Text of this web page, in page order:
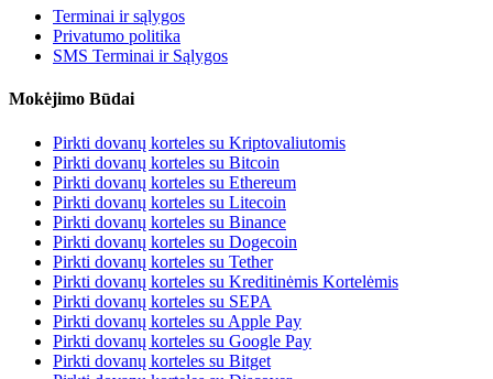
Terminai ir sąlygos
Privatumo politika
SMS Terminai ir Sąlygos
Mokėjimo Būdai
Pirkti dovanų korteles su Kriptovaliutomis
Pirkti dovanų korteles su Bitcoin
Pirkti dovanų korteles su Ethereum
Pirkti dovanų korteles su Litecoin
Pirkti dovanų korteles su Binance
Pirkti dovanų korteles su Dogecoin
Pirkti dovanų korteles su Tether
Pirkti dovanų korteles su Kreditinėmis Kortelėmis
Pirkti dovanų korteles su SEPA
Pirkti dovanų korteles su Apple Pay
Pirkti dovanų korteles su Google Pay
Pirkti dovanų korteles su Bitget